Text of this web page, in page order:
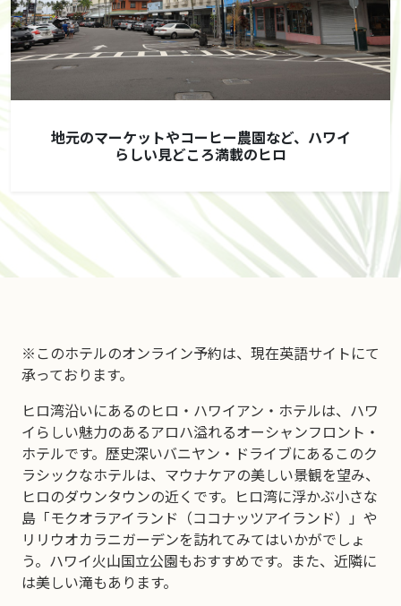
地元のマーケットやコーヒー農園など、ハワイ
らしい見どころ満載のヒロ
※このホテルのオンライン予約は、現在英語サイトにて
承っております。
ヒロ湾沿いにあるのヒロ・ハワイアン・ホテルは、ハワ
イらしい魅力のあるアロハ溢れるオーシャンフロント・
ホテルです。歴史深いバニヤン・ドライブにあるこのク
ラシックなホテルは、マウナケアの美しい景観を望み、
ヒロのダウンタウンの近くです。ヒロ湾に浮かぶ小さな
島「モクオラアイランド（ココナッツアイランド）」や
リリウオカラニガーデンを訪れてみてはいかがでしょ
う。ハワイ火山国立公園もおすすめです。また、近隣に
は美しい滝もあります。